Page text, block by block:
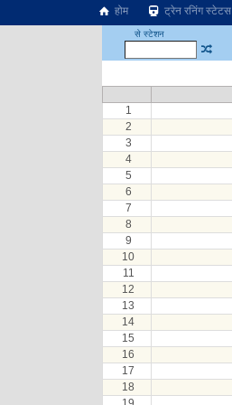
होम ट्रेन रनिंग स्टेटस
से स्टेशन
1
2
3
4
5
6
7
8
9
10
11
12
13
14
15
16
17
18